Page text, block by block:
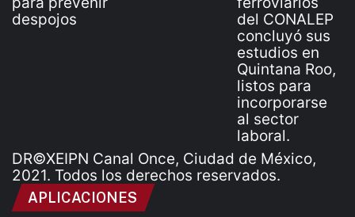
DR©XEIPN Canal Once, Ciudad de México,
2021. Todos los derechos reservados.
APLICACIONES